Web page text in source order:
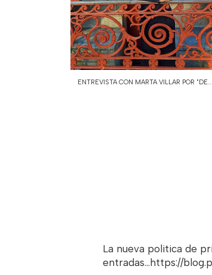
ENTREVISTA CON MARTA VILLAR POR "DE...
La nueva politica de
entradas...https://